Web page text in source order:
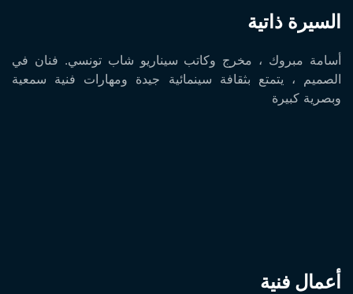
السيرة ذاتية
أسامة مبروك ، مخرج وكاتب سيناريو شاب تونسي. فنان في
الصميم ، يتمتع بثقافة سينمائية جيدة ومهارات فنية سمعية
وبصرية كبيرة
أعمال فنية